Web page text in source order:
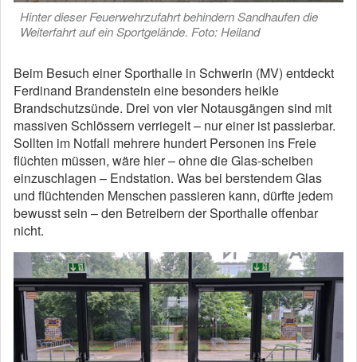
Hinter dieser Feuerwehrzufahrt behindern Sandhaufen die
Weiterfahrt auf ein Sportgelände. Foto: Heiland
Beim Besuch einer Sporthalle in Schwerin (MV) entdeckt
Ferdinand Brandenstein eine besonders heikle
Brandschutzsünde. Drei von vier Notausgängen sind mit
massiven Schlössern verriegelt – nur einer ist passierbar.
Sollten im Notfall mehrere hundert Personen ins Freie
flüchten müssen, wäre hier – ohne die Glas-scheiben
einzuschlagen – Endstation. Was bei berstendem Glas
und flüchtenden Menschen passieren kann, dürfte jedem
bewusst sein – den Betreibern der Sporthalle offenbar
nicht.